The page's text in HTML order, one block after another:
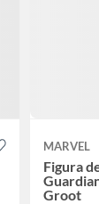
MARVEL
Figura
Groot